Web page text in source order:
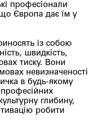
професіонали
Європа дає їм у
із собою
швидкість,
тиску. Вони
невизначеності
в будь-якому
глибину,
робити